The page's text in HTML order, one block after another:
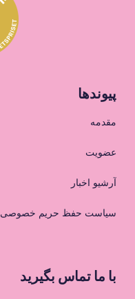
پیوندها
مقدمه
عضویت
آرشیو اخبار
سیاست حفظ حریم خصوصی
با ما تماس بگیرید